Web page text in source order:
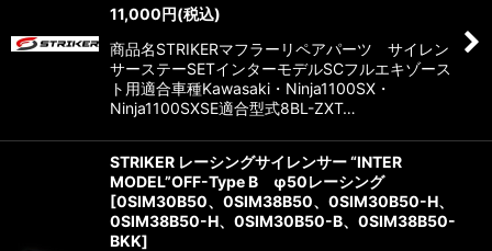
11,000円(税込)
商品名STRIKERマフラーリペアパーツ サイレン
サーステーSETインターモデルSCフルエキゾース
ト用適合車種Kawasaki・Ninja1100SX・
Ninja1100SXSE適合型式8BL-ZXT…
STRIKER レーシングサイレンサー “INTER
MODEL”OFF-Type B φ50レーシング
[0SIM30B50、0SIM38B50、0SIM30B50-H、
0SIM38B50-H、0SIM30B50-B、0SIM38B50-
BKK]